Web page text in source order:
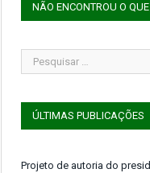
NÃO ENCONTROU O
ÚLTIMAS PUBLICAÇÕES
Projeto de autoria do